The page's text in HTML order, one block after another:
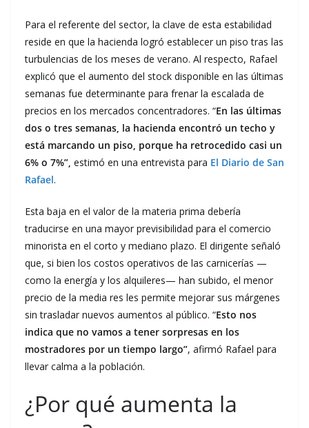
Para el referente del sector, la clave de esta estabilidad
reside en que la hacienda logró establecer un piso tras las
turbulencias de los meses de verano. Al respecto, Rafael
explicó que el aumento del stock disponible en las últimas
semanas fue determinante para frenar la escalada de
precios en los mercados concentradores. “En las últimas
dos o tres semanas, la hacienda encontró un techo y
está marcando un piso, porque ha retrocedido casi un
6% o 7%”, estimó en una entrevista para El Diario de San
Rafael.
Esta baja en el valor de la materia prima debería
traducirse en una mayor previsibilidad para el comercio
minorista en el corto y mediano plazo. El dirigente señaló
que, si bien los costos operativos de las carnicerías —
como la energía y los alquileres— han subido, el menor
precio de la media res les permite mejorar sus márgenes
sin trasladar nuevos aumentos al público. “Esto nos
indica que no vamos a tener sorpresas en los
mostradores por un tiempo largo”, afirmó Rafael para
llevar calma a la población.
¿Por qué aumenta la